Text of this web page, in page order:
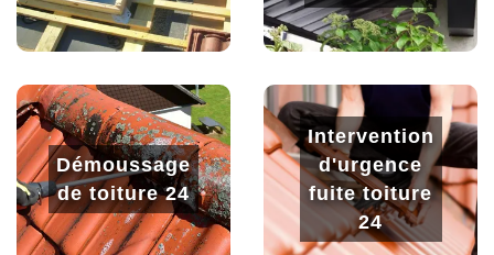
Démoussage
de toiture 24
Intervention
d'urgence
fuite toiture
24